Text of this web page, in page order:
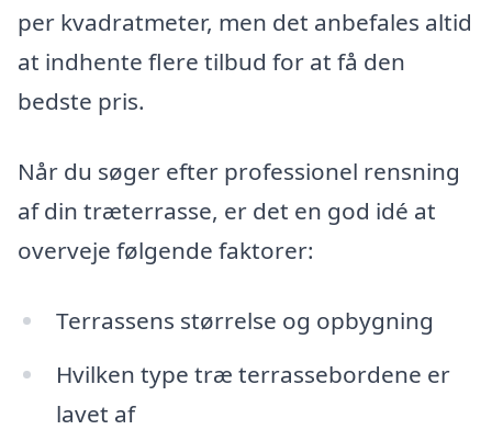
per kvadratmeter, men det anbefales altid
at indhente flere tilbud for at få den
bedste pris.
Når du søger efter professionel rensning
af din træterrasse, er det en god idé at
overveje følgende faktorer:
Terrassens størrelse og opbygning
Hvilken type træ terrassebordene er
lavet af